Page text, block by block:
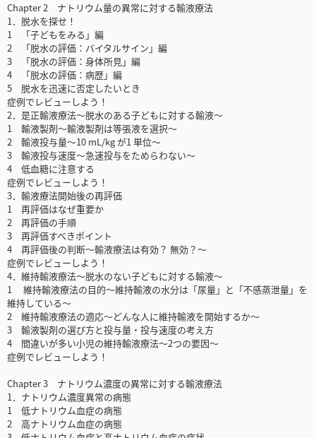
Chapter 2 ナトリウム量の異常に対する輸液療法
1．脱水を探せ！
1 「子どもをみる」編
2 「脱水の評価：バイタルサイン」編
3 「脱水の評価：身体所見」編
4 「脱水の評価：病歴」編
5 脱水を迅速に否定したいとき
症例でレビューしよう！
2．是正輸液療法～脱水のある子どもに対する輸液～
1 輸液製剤～輸液製剤は等張液を選択～
2 輸液投与量～10 mL/kg が1 単位～
3 輸液投与速度～急速投与をためらわない～
4 低血糖に注意する
症例でレビューしよう！
3．輸液療法開始後の再評価
1 再評価はなぜ重要か
2 再評価の手順
3 再評価すべきポイント
4 再評価後の判断～輸液療法は有効？ 無効？～
症例でレビューしよう！
4．維持輸液療法～脱水のない子どもに対する輸液～
1 維持輸液療法の目的～維持輸液の水分は「尿量」と「不感蒸泄量」を
維持している～
2 維持輸液療法の適応～どんな人に維持輸液を開始するか～
3 輸液製剤の選び方と投与量・投与速度の考え方
4 間違いが多い小児の維持輸液療法～2つの要因～
症例でレビューしよう！
Chapter 3 ナトリウム濃度の異常に対する輸液療法
1．ナトリウム濃度異常の病態
1 低ナトリウム血症の病態
2 高ナトリウム血症の病態